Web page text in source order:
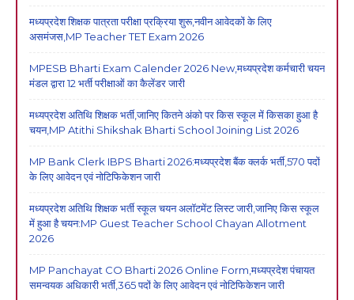
मध्यप्रदेश शिक्षक पात्रता परीक्षा प्रक्रिया शुरू,नवीन आवेदकों के लिए
असमंजस,MP Teacher TET Exam 2026
MPESB Bharti Exam Calender 2026 New,मध्यप्रदेश कर्मचारी चयन
मंडल द्वारा 12 भर्ती परीक्षाओं का कैलेंडर जारी
मध्यप्रदेश अतिथि शिक्षक भर्ती,जानिए कितने अंको पर किस स्कूल में किसका हुआ है
चयन,MP Atithi Shikshak Bharti School Joining List 2026
MP Bank Clerk IBPS Bharti 2026:मध्यप्रदेश बैंक क्लर्क भर्ती,570 पदों
के लिए आवेदन एवं नोटिफिकेशन जारी
मध्यप्रदेश अतिथि शिक्षक भर्ती स्कूल चयन अलॉटमेंट लिस्ट जारी,जानिए किस स्कूल
में हुआ है चयन:MP Guest Teacher School Chayan Allotment
2026
MP Panchayat CO Bharti 2026 Online Form,मध्यप्रदेश पंचायत
समन्वयक अधिकारी भर्ती,365 पदों के लिए आवेदन एवं नोटिफिकेशन जारी